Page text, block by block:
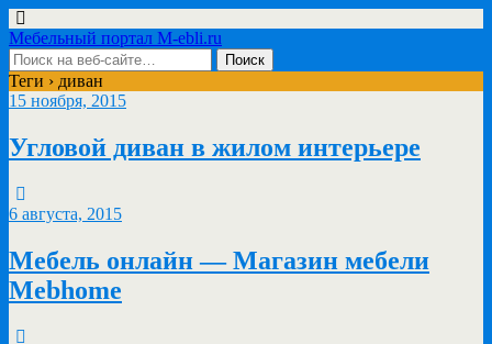
Мебельный портал M-ebli.ru
Теги › диван
15 ноября, 2015
Угловой диван в жилом интерьере
6 августа, 2015
Мебель онлайн — Магазин мебели
Mebhome